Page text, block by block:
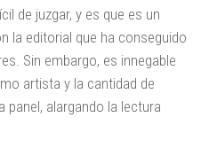
de juzgar, y es que es un
la editorial que ha conseguido
Sin embargo, es innegable
artista y la cantidad de
panel, alargando la lectura